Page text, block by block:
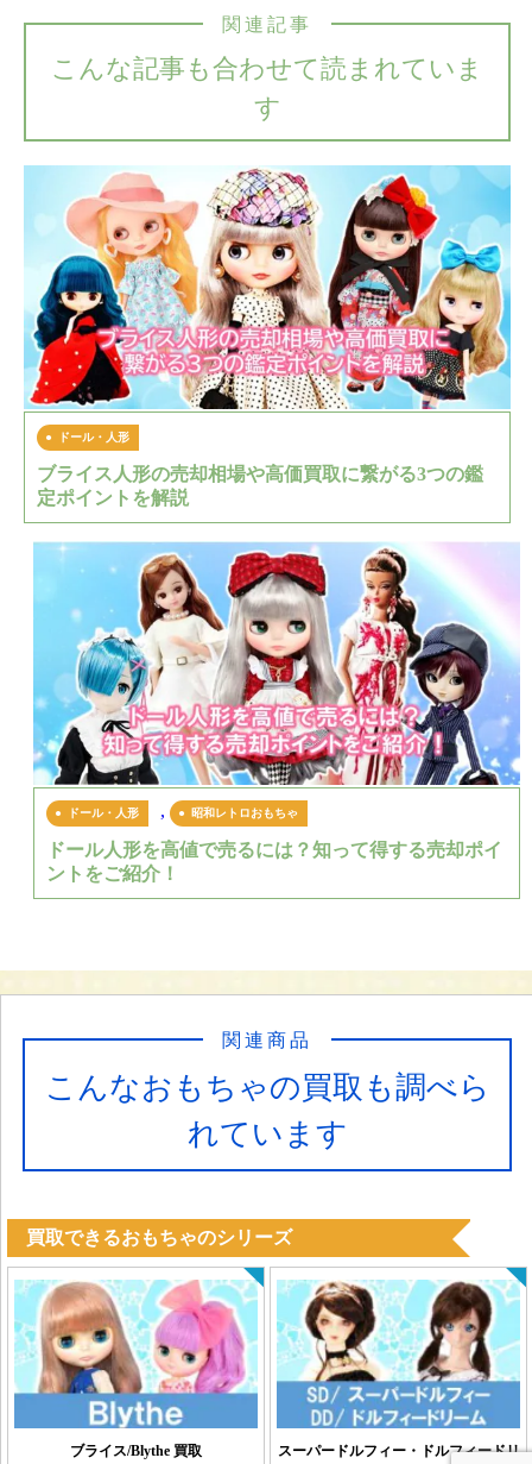
こんな記事も合わせて読まれていま
す
関連記事
ドール・人形
ブライス人形の売却相場や高価買取に繋がる3つの鑑
定ポイントを解説
ドール・人形 , 昭和レトロおもちゃ
ドール人形を高値で売るには？知って得する売却ポイ
ントをご紹介！
こんなおもちゃの買取も調べら
れています
関連商品
買取できるおもちゃのシリーズ
ブライス/Blythe 買取 スーパードルフィー・ドルフィードリ